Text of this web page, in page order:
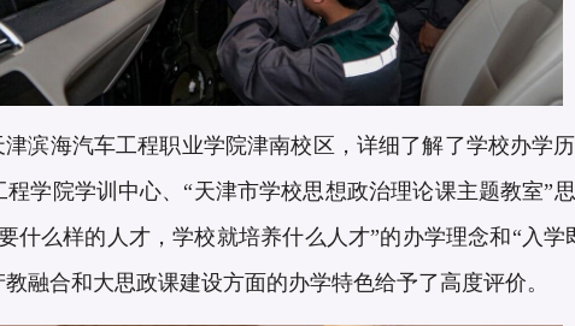
滨海汽车工程职业学院津南校区，详细了解了学校办学
学院学训中心、“天津市学校思想政治理论课主题教室”
什么样的人才，学校就培养什么人才”的办学理念和“入学
融合和大思政课建设方面的办学特色给予了高度评价。